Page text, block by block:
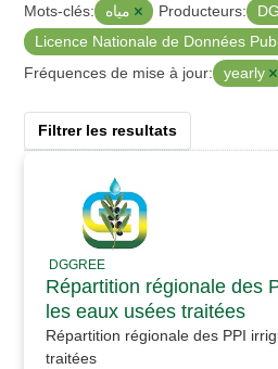
Mots-clés: مياه Producteurs:
Licence Nationale de Données
Fréquences de mise à jour:
yearly
Filtrer les resultats
DGGREE
Répartition régionale des
les eaux usées traitées
Répartition régionale des PPI
traitées